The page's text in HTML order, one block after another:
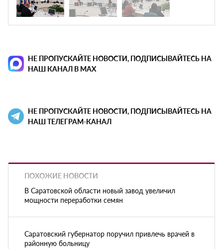
НЕ ПРОПУСКАЙТЕ НОВОСТИ, ПОДПИСЫВАЙТЕСЬ НА
НАШ КАНАЛ В MAX
НЕ ПРОПУСКАЙТЕ НОВОСТИ, ПОДПИСЫВАЙТЕСЬ НА
НАШ ТЕЛЕГРАМ-КАНАЛ
ПОХОЖИЕ НОВОСТИ
В Саратовской области новый завод увеличил
мощности переработки семян
Саратовский губернатор поручил привлечь врачей в
районную больницу